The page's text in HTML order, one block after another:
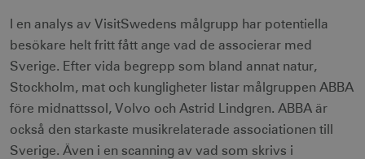
I en analys av VisitSwedens målgrupp har potentiella
besökare helt fritt fått ange vad de associerar med
Sverige. Efter vida begrepp som bland annat natur,
Stockholm, mat och kungligheter listar målgruppen ABBA
före midnattssol, Volvo och Astrid Lindgren. ABBA är
också den starkaste musikrelaterade associationen till
Sverige. Även i en scanning av vad som skrivs i